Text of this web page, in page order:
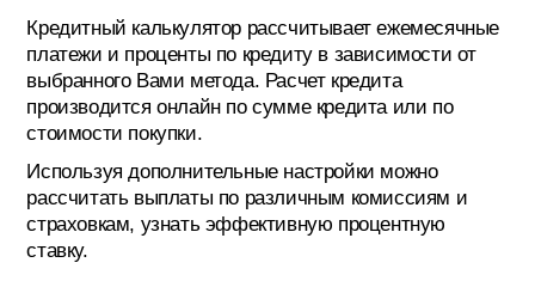
Кредитный калькулятор рассчитывает ежемесячные
платежи и проценты по кредиту в зависимости от
выбранного Вами метода. Расчет кредита
производится онлайн по сумме кредита или по
стоимости покупки.
Используя дополнительные настройки можно
рассчитать выплаты по различным комиссиям и
страховкам, узнать эффективную процентную
ставку.